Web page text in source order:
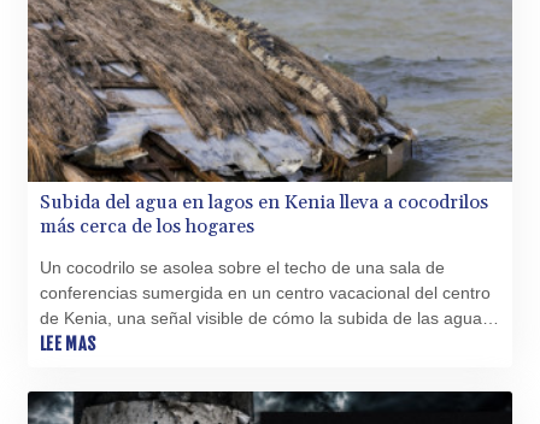
PEN 3.906131
PGK 5.097172
PHP 70.205705
PKR 320.207872
PLN 4.297507
PYG 6858.268371
QAR 4.216324
RON 5.25165
RWF 1696.00408
SEK 10.946638
Subida del agua en lagos en Kenia lleva a cocodrilos
más cerca de los hogares
Un cocodrilo se asolea sobre el techo de una sala de
conferencias sumergida en un centro vacacional del centro
de Kenia, una señal visible de cómo la subida de las aguas
lacustres ponen en peligro la vida de miles de familias y
LEE MAS